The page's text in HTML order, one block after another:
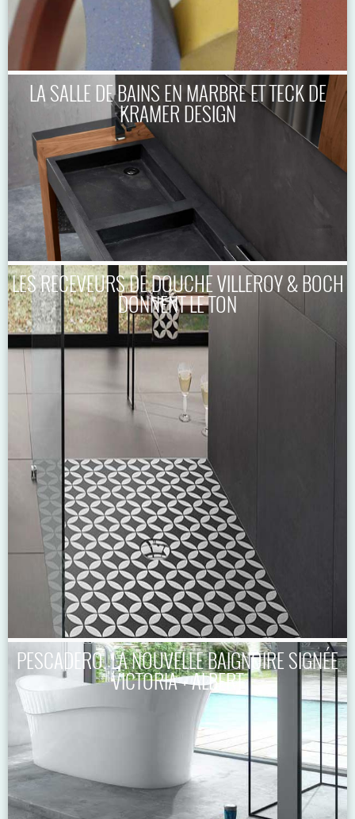
LA SALLE DE BAINS EN MARBRE ET TECK DE
KRAMER DESIGN
LES RECEVEURS DE DOUCHE VILLEROY & BOCH
DONNENT LE TON
PESCADERO, LA NOUVELLE BAIGNOIRE SIGNÉE
VICTORIA + ALBERT